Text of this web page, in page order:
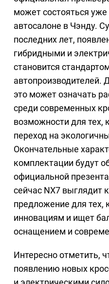
может состояться уже
автосалоне в Чэнду.
последних лет,
гибридными и
становится
автопроизводителей.
это может означать
среди современных
возможности для тех,
переход на
Окончательные
комплектации будут
официальной
сейчас NX7 выглядит
предложение для тех,
инновациям и ищет
оснащением и
Интересно отметить,
появлению новых